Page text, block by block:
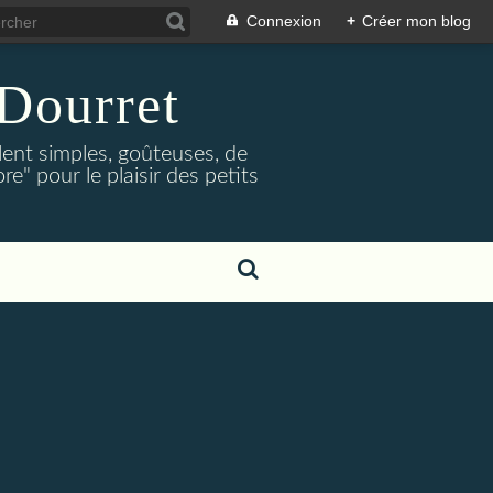
Connexion + Créer mon blog
simples, goûteuses, de
pour le plaisir des petits